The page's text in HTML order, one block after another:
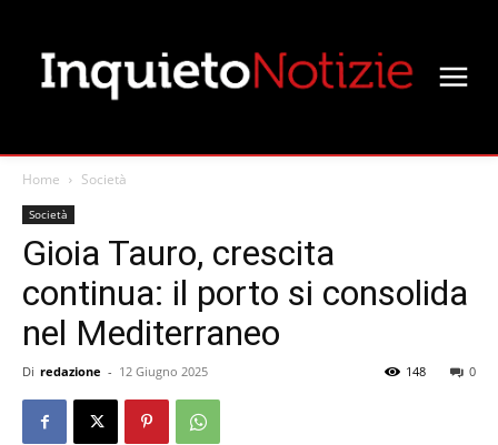
Home Società
Società
Gioia Tauro, crescita
continua: il porto si consolida
nel Mediterraneo
Di redazione - 12 Giugno 2025 0
148